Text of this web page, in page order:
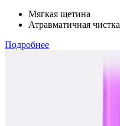
Мягкая щетина
Атравматичная чистка
Подробнее